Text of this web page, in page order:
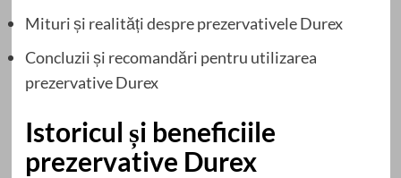
Mituri și realități despre prezervativele Durex
Concluzii și recomandări pentru utilizarea
prezervative Durex
Istoricul și beneficiile
prezervative Durex